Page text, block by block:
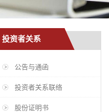
投资者关系
公告与通函
投资者关系联络
股份证明书